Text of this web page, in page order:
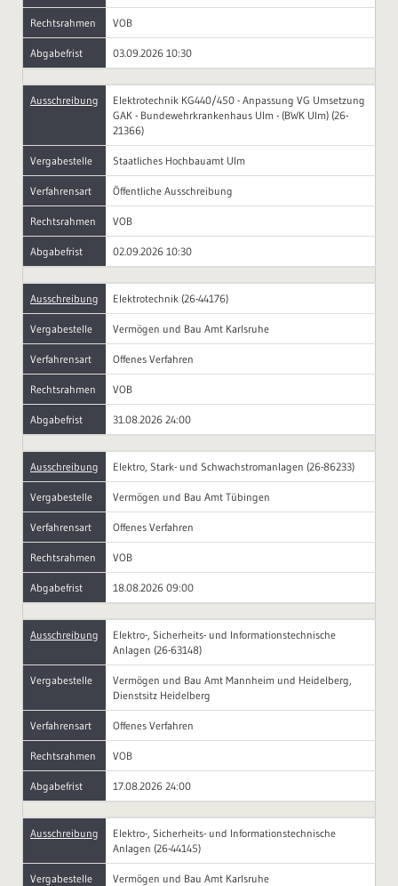
Rechtsrahmen VOB
Abgabefrist 03.09.2026 10:30
Ausschreibung
Elektrotechnik KG440/450 - Anpassung VG Umsetzung
GAK - Bundewehrkrankenhaus Ulm - (BWK Ulm) (26-
21366)
Vergabestelle Staatliches Hochbauamt Ulm
Verfahrensart Öffentliche Ausschreibung
Rechtsrahmen VOB
Abgabefrist 02.09.2026 10:30
Ausschreibung Elektrotechnik (26-44176)
Vergabestelle Vermögen und Bau Amt Karlsruhe
Verfahrensart Offenes Verfahren
Rechtsrahmen VOB
Abgabefrist 31.08.2026 24:00
Ausschreibung Elektro, Stark- und Schwachstromanlagen (26-86233)
Vergabestelle Vermögen und Bau Amt Tübingen
Verfahrensart Offenes Verfahren
Rechtsrahmen VOB
Abgabefrist 18.08.2026 09:00
Ausschreibung
Elektro-, Sicherheits- und Informationstechnische
Anlagen (26-63148)
Vergabestelle
Vermögen und Bau Amt Mannheim und Heidelberg,
Dienstsitz Heidelberg
Verfahrensart Offenes Verfahren
Rechtsrahmen VOB
Abgabefrist 17.08.2026 24:00
Ausschreibung
Elektro-, Sicherheits- und Informationstechnische
Anlagen (26-44145)
Vergabestelle Vermögen und Bau Amt Karlsruhe